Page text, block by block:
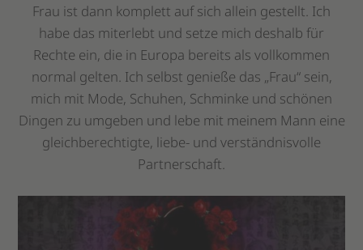
Frau ist dann komplett auf sich allein gestellt. Ich
habe das miterlebt und setze mich deshalb für
Rechte ein, die in Europa bereits als vollkommen
normal gelten. Ich selbst genieße das „Frau“ sein,
mich mit Mode, Schuhen, Schminke und schönen
Dingen zu umgeben und lebe mit meinem Mann eine
gleichberechtigte, liebe- und verständnisvolle
Partnerschaft.